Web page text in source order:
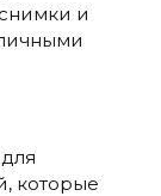
и
которые